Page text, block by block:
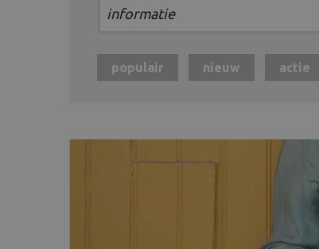
populair nieuw actie